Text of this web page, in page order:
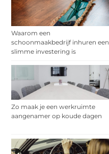
Waarom een
schoonmaakbedrijf inhuren een
slimme investering is
Zo maak je een werkruimte
aangenamer op koude dagen